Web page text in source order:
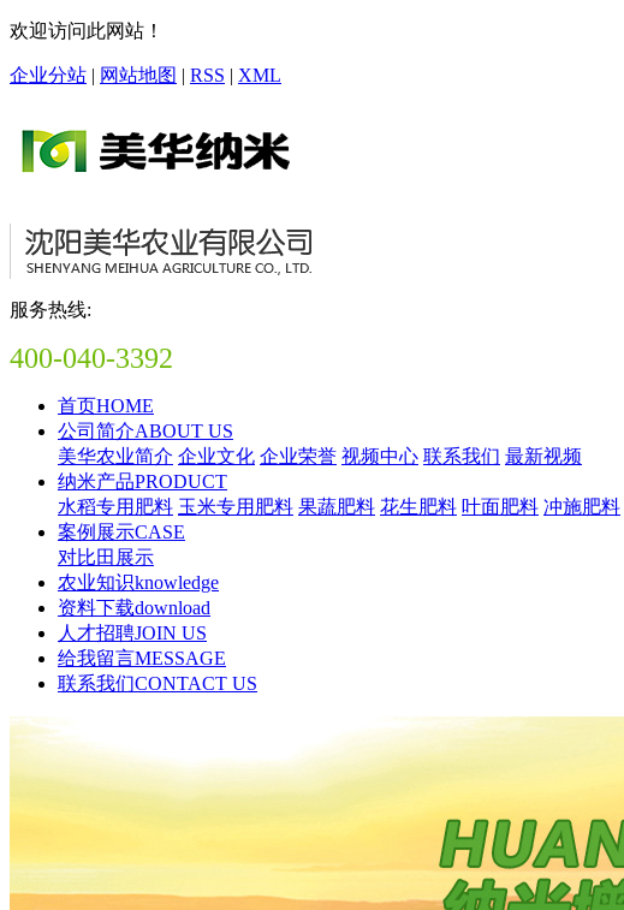
欢迎访问此网站！
企业分站 | 网站地图 | RSS | XML
服务热线:
400-040-3392
首页HOME
公司简介ABOUT US
美华农业简介 企业文化 企业荣誉 视频中心 联系我们 最新视频
纳米产品PRODUCT
水稻专用肥料 玉米专用肥料 果蔬肥料 花生肥料 叶面肥料 冲施肥料
案例展示CASE
对比田展示
农业知识knowledge
资料下载download
人才招聘JOIN US
给我留言MESSAGE
联系我们CONTACT US